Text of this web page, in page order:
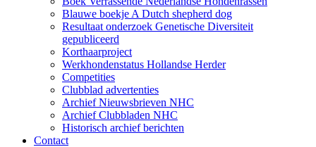
Blauwe boekje A Dutch shepherd dog
Resultaat onderzoek Genetische Diversiteit
gepubliceerd
Korthaarproject
Werkhondenstatus Hollandse Herder
Competities
Clubblad advertenties
Archief Nieuwsbrieven NHC
Archief Clubbladen NHC
Historisch archief berichten
Contact